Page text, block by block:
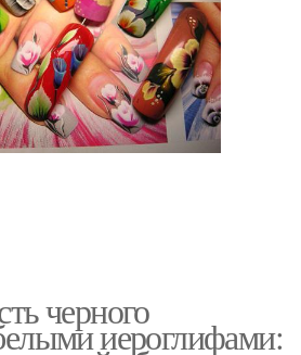
черного
иероглифами: